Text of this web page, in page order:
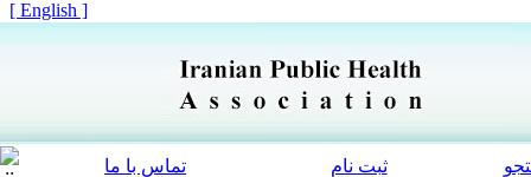
[ English ]
ثبت نام
تماس با ما